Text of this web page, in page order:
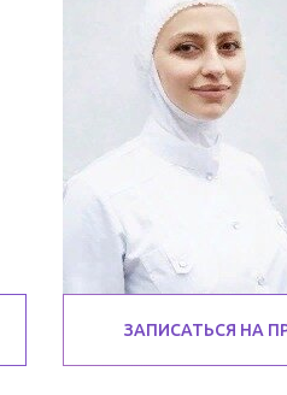
ЗАПИСАТЬСЯ НА